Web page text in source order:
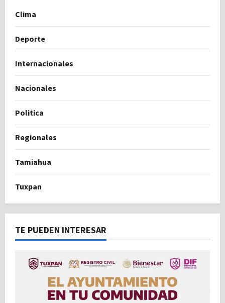
Clima
Deporte
Internacionales
Nacionales
Politica
Regionales
Tamiahua
Tuxpan
TE PUEDEN INTERESAR